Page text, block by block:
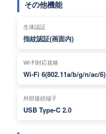
その他機能
生体認証
指紋認証(画面内)
Wi-Fi対応規格
Wi-Fi 6(802.11a/b/g/n/ac/6)
外部接続端子
USB Type-C 2.0